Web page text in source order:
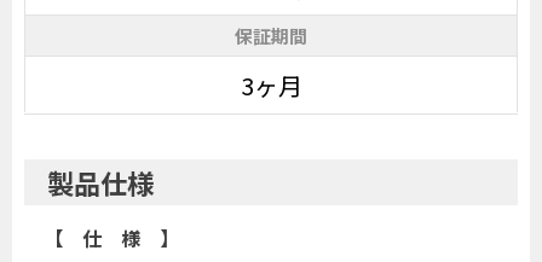
保証期間
3ヶ月
製品仕様
【 仕 様 】